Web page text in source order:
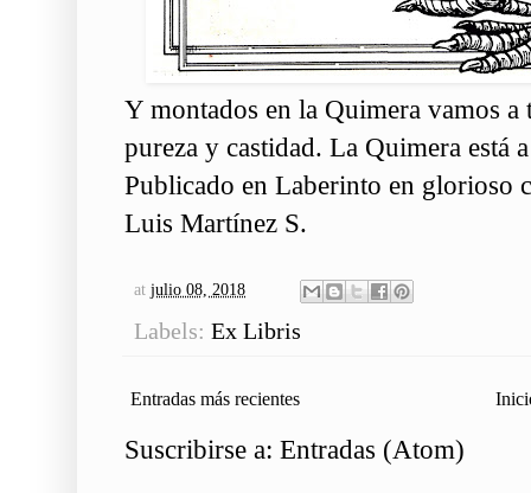
Y montados en la Quimera vamos
pureza y castidad. La Quimera está
Publicado en Laberinto en glorioso
Luis Martínez S.
at julio 08, 2018
Labels: Ex Libris
Entradas más recientes
Suscribirse a: Entradas (Atom)